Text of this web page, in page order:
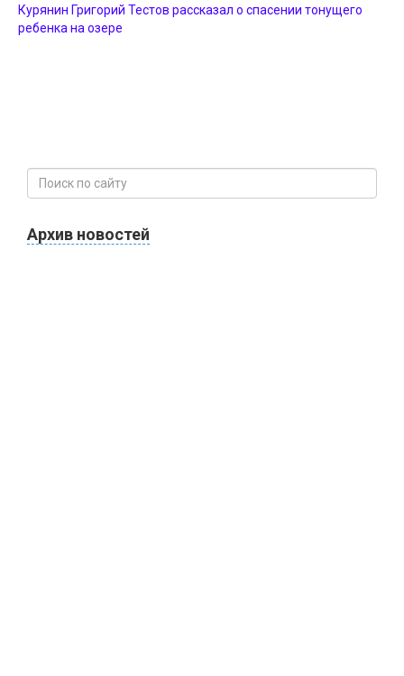
Курянин Григорий Тестов рассказал о спасении тонущего
ребенка на озере
Архив новостей